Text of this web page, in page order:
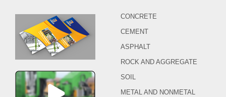
CONCRETE
CEMENT
ASPHALT
ROCK AND AGGREGATE
SOIL
METAL AND NONMETAL